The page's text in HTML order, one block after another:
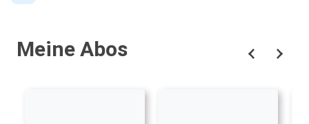
Meine Abos